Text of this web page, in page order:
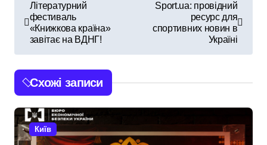
в
і
г
а
Літературний
фестиваль
«Книжкова країна»
завітає на ВДНГ!
Sport.ua: провідний
ресурс для
спортивних новин в
Україні
Схожі записи
Київ